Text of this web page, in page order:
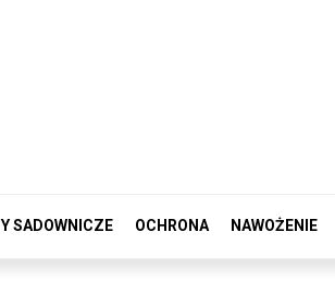
SADOWNICZE OCHRONA NAWOŻENIE